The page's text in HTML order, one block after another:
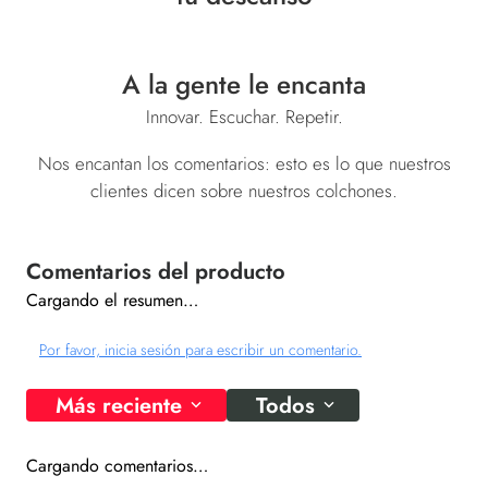
A la gente le encanta
Innovar. Escuchar. Repetir.
Nos encantan los comentarios: esto es lo que nuestros
clientes dicen sobre nuestros colchones.
Cargando el resumen…
Por favor, inicia sesión para escribir un comentario.
Más reciente Todos
Cargando comentarios…